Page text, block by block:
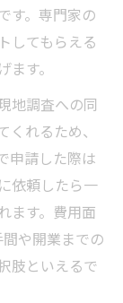
す。専門家の
してもらえる
す。
地調査への同
れるため、
申請した際は
依頼したら一
ます。費用面
や開業までの
肢といえるで